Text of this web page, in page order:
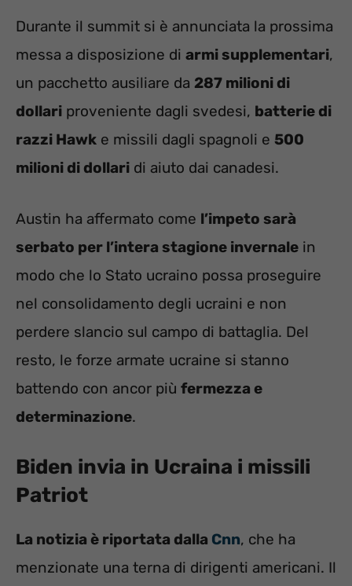
Durante il summit si è annunciata la prossima
messa a disposizione di armi supplementari,
un pacchetto ausiliare da 287 milioni di
dollari proveniente dagli svedesi, batterie di
razzi Hawk e missili dagli spagnoli e 500
milioni di dollari di aiuto dai canadesi.
Austin ha affermato come l’impeto sarà
serbato per l’intera stagione invernale in
modo che lo Stato ucraino possa proseguire
nel consolidamento degli ucraini e non
perdere slancio sul campo di battaglia. Del
resto, le forze armate ucraine si stanno
battendo con ancor più fermezza e
determinazione.
Biden invia in Ucraina i missili
Patriot
La notizia è riportata dalla Cnn, che ha
menzionate una terna di dirigenti americani. Il